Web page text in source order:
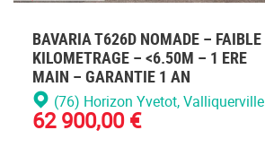
BAVARIA T626D NOMADE – FAIBLE
KILOMETRAGE – <6.50M – 1 ERE
MAIN – GARANTIE 1 AN
(76) Horizon Yvetot, Valliquerville
62 900,00 €